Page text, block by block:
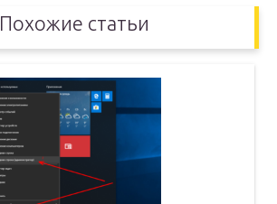
Похожие статьи